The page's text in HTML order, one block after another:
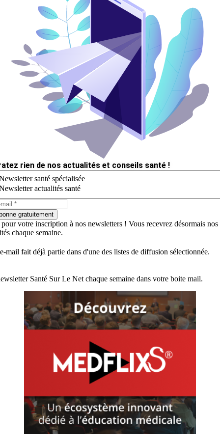
rien de nos actualités et conseils santé !
santé spécialisée
actualités santé
gratuitement
votre inscription à nos newsletters ! Vous recevrez désormais nos
chaque semaine.
mail fait déjà partie dans d'une des listes de diffusion sélectionnée.
Santé Sur Le Net chaque semaine dans votre boite mail.